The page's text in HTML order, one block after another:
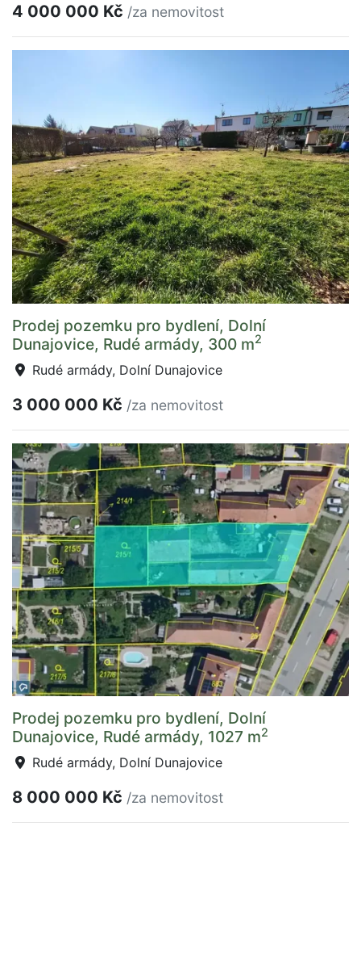
4 000 000 Kč /za nemovitost
Prodej pozemku pro bydlení, Dolní
Dunajovice, Rudé armády, 300 m2
Rudé armády, Dolní Dunajovice
3 000 000 Kč /za nemovitost
Prodej pozemku pro bydlení, Dolní
Dunajovice, Rudé armády, 1027 m2
Rudé armády, Dolní Dunajovice
8 000 000 Kč /za nemovitost